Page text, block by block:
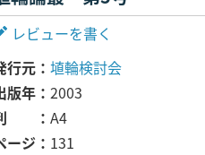
レビューを書く
行元
埴輪検討会
版年
2003
A4
ージ
131